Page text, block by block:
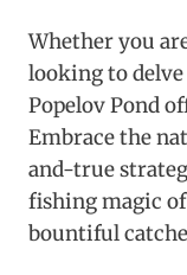
Whether you
looking to
Popelov Pond
Embrace the
and-true
fishing magic
bountiful